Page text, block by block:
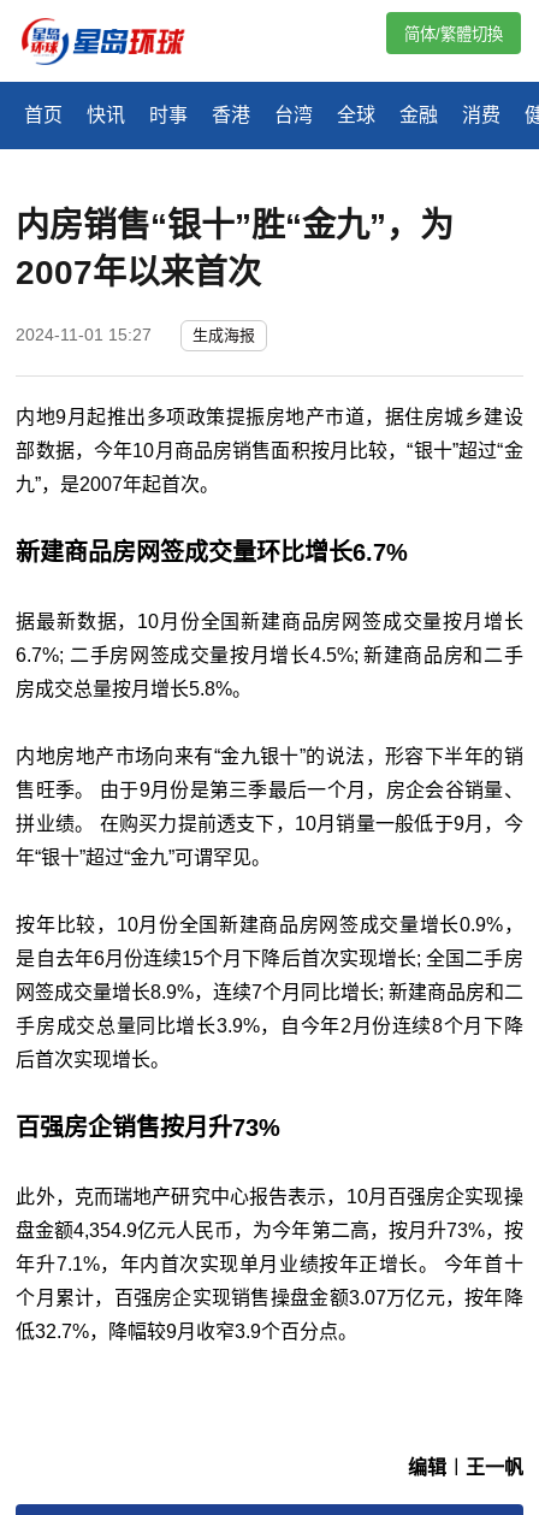
首页 快讯 时事 香港 台湾 全球 金融 消费
简体/繁體切換
内房销售“银十”胜“金九”，为
2007年以来首次
2024-11-01 15:27 生成海报
内地9月起推出多项政策提振房地产市道，据住房城乡建设
部数据，今年10月商品房销售面积按月比较，“银十”超过“金
九”，是2007年起首次。
新建商品房网签成交量环比增长6.7%
据最新数据，10月份全国新建商品房网签成交量按月增长
6.7%; 二手房网签成交量按月增长4.5%; 新建商品房和二手
房成交总量按月增长5.8%。
内地房地产市场向来有“金九银十”的说法，形容下半年的销
售旺季。 由于9月份是第三季最后一个月，房企会谷销量、
拼业绩。 在购买力提前透支下，10月销量一般低于9月，今
年“银十”超过“金九”可谓罕见。
按年比较，10月份全国新建商品房网签成交量增长0.9%，
是自去年6月份连续15个月下降后首次实现增长; 全国二手房
网签成交量增长8.9%，连续7个月同比增长; 新建商品房和二
手房成交总量同比增长3.9%，自今年2月份连续8个月下降
后首次实现增长。
百强房企销售按月升73%
此外，克而瑞地产研究中心报告表示，10月百强房企实现操
盘金额4,354.9亿元人民币，为今年第二高，按月升73%，按
年升7.1%，年内首次实现单月业绩按年正增长。 今年首十
个月累计，百强房企实现销售操盘金额3.07万亿元，按年降
低32.7%，降幅较9月收窄3.9个百分点。
编辑︱王一帆